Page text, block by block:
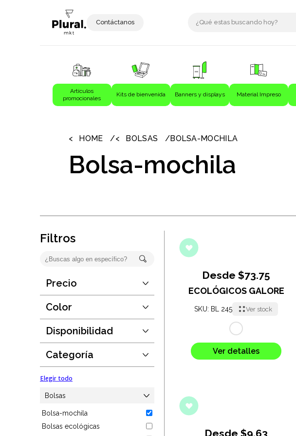
Contáctanos
Artículos
promocionales
Kits de bienvenida Banners y displays Material Impreso
Bolígrafos
Ecológicos
Regalos corporativos
Llaveros
Antiestrés
Herramientas
Hogar
Salud y cuidado
HOME BOLSAS BOLSA-MOCHILA
Bolsa-mochila
Filtros
Precio
Hasta:$725
Color
Elegir todo
Disponibilidad
Hasta:190889
Guardar
Categoría
Elegir todo
Bolsas
Bolsa-mochila
Bolsas ecológicas
Desde $73.75
ECOLÓGICOS GALORE
SKU: BL 245 Ver stock
Ver detalles
Desde $9.63